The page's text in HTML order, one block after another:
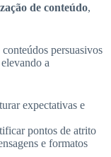
de conteúdo,
persuasivos
a
expectativas e
pontos de atrito
e formatos